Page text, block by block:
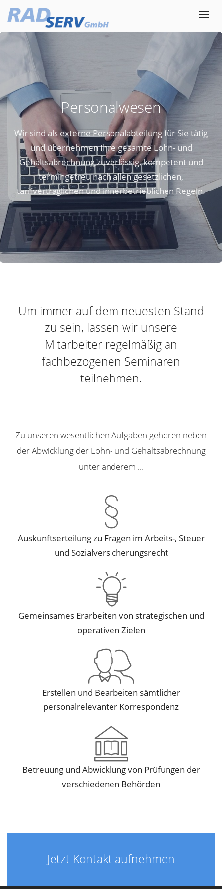
Personalwesen
Wir sind als externe Personalabteilung für Sie tätig
und übernehmen Ihre gesamte Lohn- und
Gehaltsabrechnung zuverlässig, kompetent und
termingetreu nach allen gesetzlichen,
tarifvertraglichen und innerbetrieblichen Regeln.
Um immer auf dem neuesten Stand
zu sein, lassen wir unsere
Mitarbeiter regelmäßig an
fachbezogenen Seminaren
teilnehmen.
Zu unseren wesentlichen Aufgaben gehören neben
der Abwicklung der Lohn- und Gehaltsabrechnung
unter anderem …
Auskunftserteilung zu Fragen im Arbeits-, Steuer
und Sozialversicherungsrecht
Gemeinsames Erarbeiten von strategischen und
operativen Zielen
Erstellen und Bearbeiten sämtlicher
personalrelevanter Korrespondenz
Betreuung und Abwicklung von Prüfungen der
verschiedenen Behörden
Jetzt Kontakt aufnehmen